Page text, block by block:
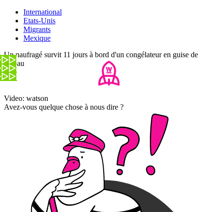
International
Etats-Unis
Migrants
Mexique
Un naufragé survit 11 jours à bord d'un congélateur en guise de
radeau
Video: watson
Avez-vous quelque chose à nous dire ?